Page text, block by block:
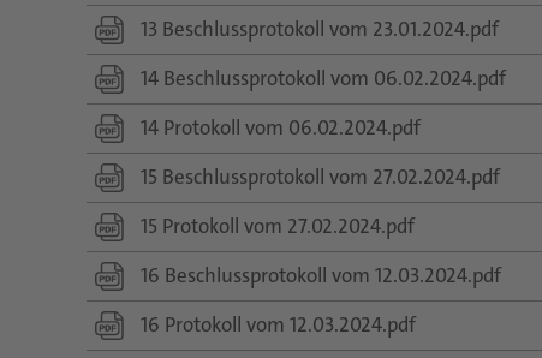
13 Beschlussprotokoll vom 23.01.2024.pdf
14 Beschlussprotokoll vom 06.02.2024.pdf
14 Protokoll vom 06.02.2024.pdf
15 Beschlussprotokoll vom 27.02.2024.pdf
15 Protokoll vom 27.02.2024.pdf
16 Beschlussprotokoll vom 12.03.2024.pdf
16 Protokoll vom 12.03.2024.pdf